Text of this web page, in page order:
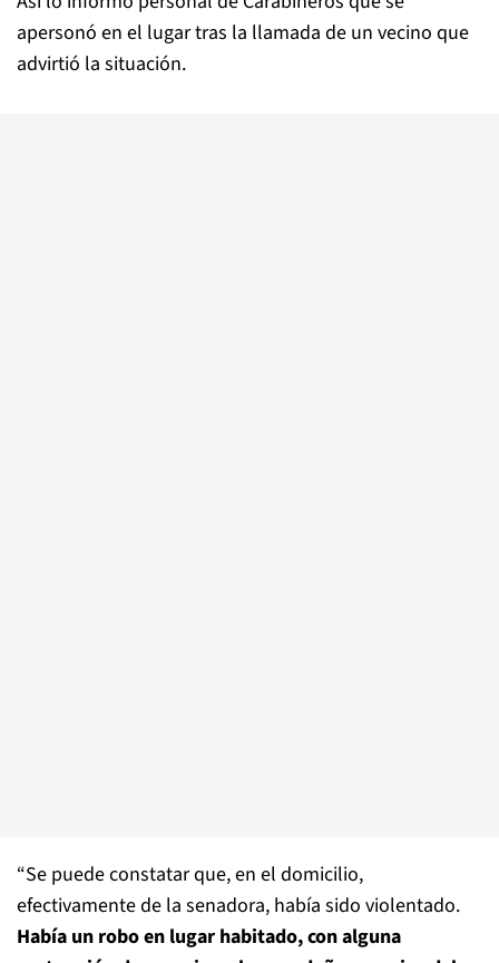
apersonó en el lugar tras la llamada de un vecino que
advirtió la situación.
“Se puede constatar que, en el domicilio,
efectivamente de la senadora, había sido violentado.
Había un robo en lugar habitado, con alguna